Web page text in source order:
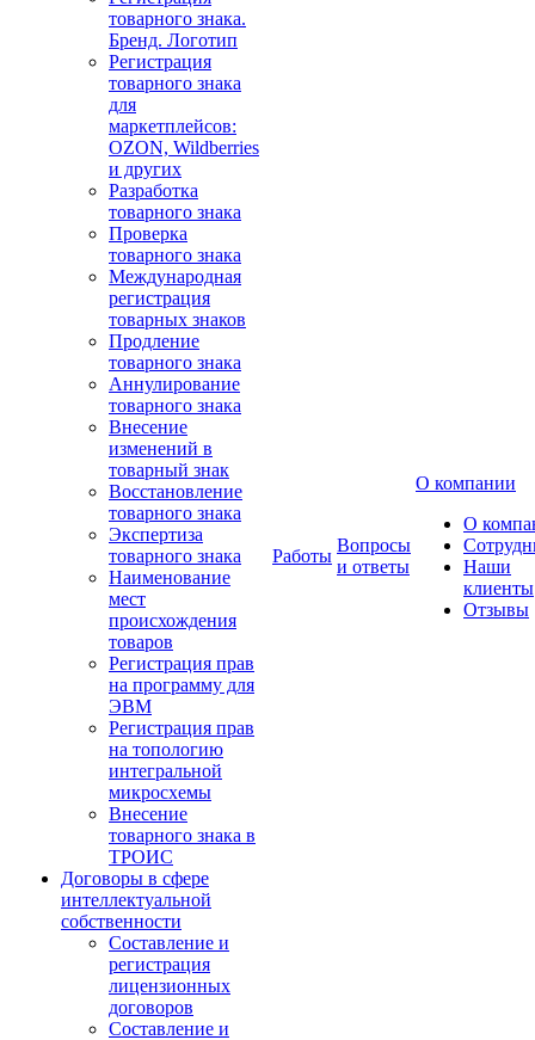
товарного знака.
Бренд. Логотип
Регистрация
товарного знака
для
маркетплейсов:
OZON, Wildberries
и других
Разработка
товарного знака
Проверка
товарного знака
Международная
регистрация
товарных знаков
Продление
товарного знака
Аннулирование
товарного знака
Внесение
изменений в
товарный знак
Восстановление
товарного знака
Экспертиза
товарного знака
Наименование
мест
происхождения
товаров
Регистрация прав
на программу для
ЭВМ
Регистрация прав
на топологию
интегральной
микросхемы
Внесение
товарного знака в
ТРОИС
Договоры в сфере
интеллектуальной
собственности
Составление и
регистрация
лицензионных
договоров
Составление и
Работы
Вопросы
и ответы
О компании
О
Наши
клиенты
Отзывы